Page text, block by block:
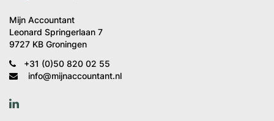
Mijn Accountant
Leonard Springerlaan 7
9727 KB Groningen
+31 (0)50 820 02 55
info@mijnaccountant.nl